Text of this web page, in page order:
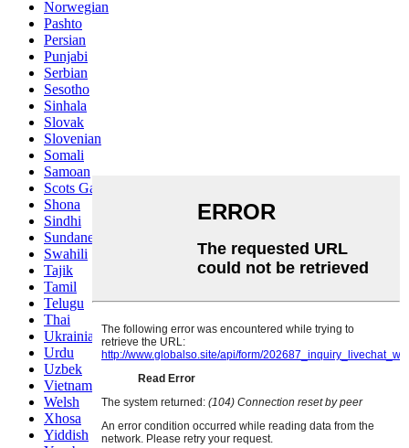
Norwegian
Pashto
Persian
Punjabi
Serbian
Sesotho
Sinhala
Slovak
Slovenian
Somali
Samoan
Scots Gaelic
Shona
Sindhi
Sundanese
Swahili
Tajik
Tamil
Telugu
Thai
Ukrainian
Urdu
Uzbek
Vietnamese
Welsh
Xhosa
Yiddish